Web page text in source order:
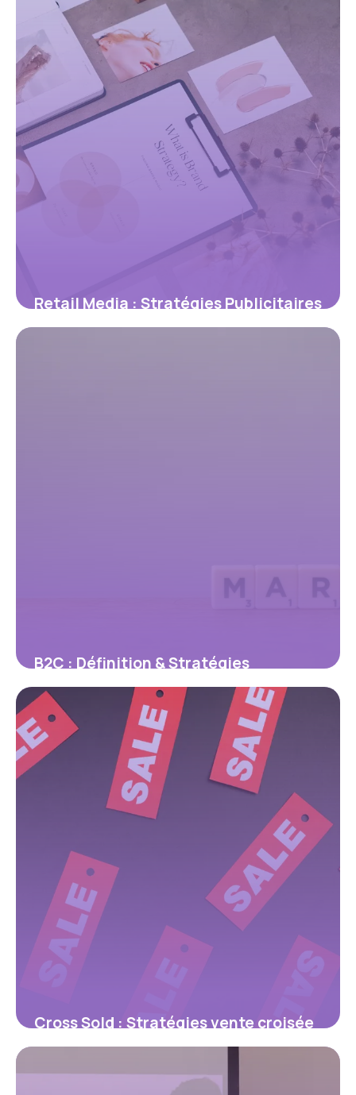
Retail Media : Stratégies Publicitaires
2026
B2C : Définition & Stratégies
Marketing 2026
26 mai 2026
Cross Sold : Stratégies vente croisée
2026
25 mai 2026